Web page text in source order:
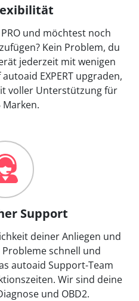
und möchtest noch
Kein Problem, du
jederzeit mit wenigen
EXPERT upgraden,
voller Unterstützung für
Marken.
Support
deiner Anliegen und
schnell und
autoaid Support-Team
Wir sind deine
und OBD2.